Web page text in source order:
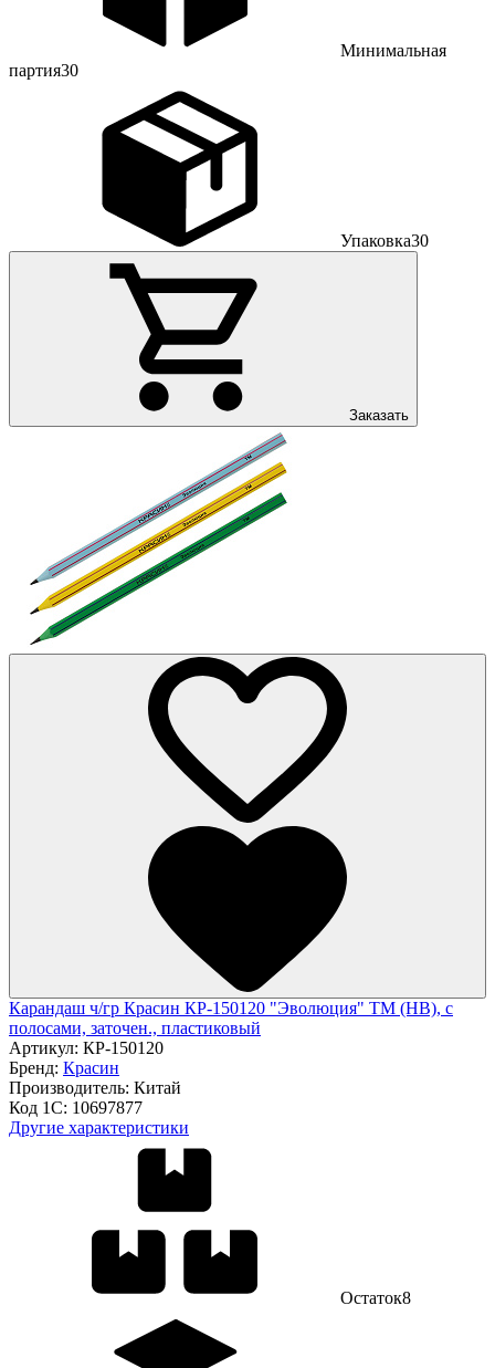
Минимальная
партия30
Упаковка30
Заказать
Карандаш ч/гр Красин КР-150120 "Эволюция" ТМ (HB), с
полосами, заточен., пластиковый
Артикул: КР-150120
Бренд: Красин
Производитель: Китай
Код 1С: 10697877
Другие характеристики
Остаток8